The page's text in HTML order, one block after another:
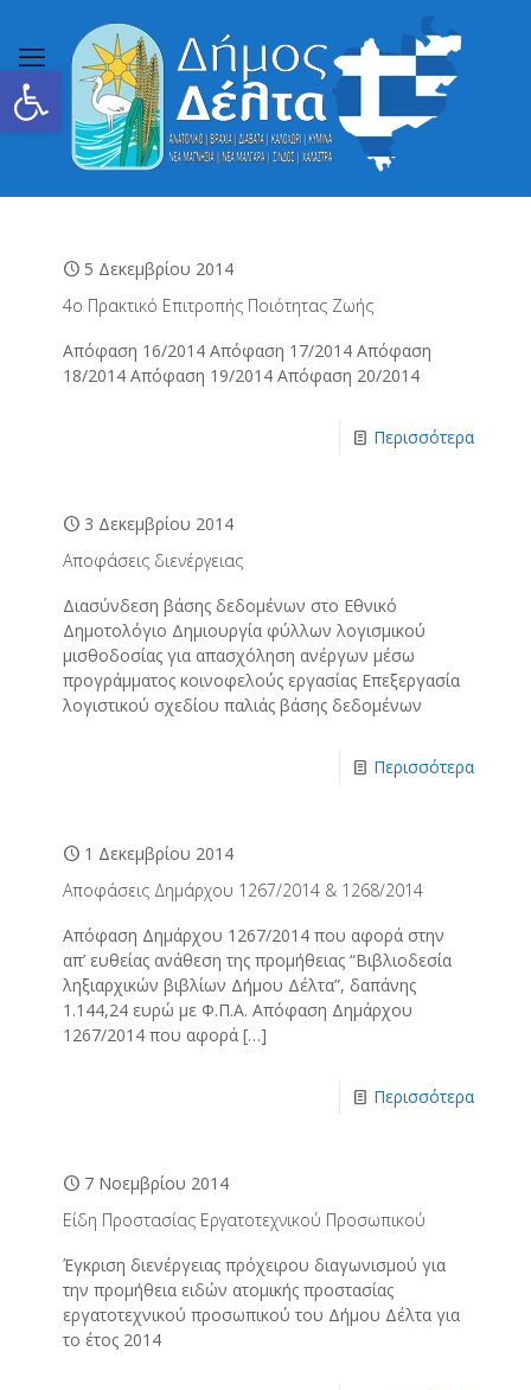
Ανοίξτε τη γραμμή εργαλείων
5 Δεκεμβρίου 2014
4ο Πρακτικό Επιτροπής Ποιότητας Ζωής
Απόφαση 16/2014 Απόφαση 17/2014 Απόφαση
18/2014 Απόφαση 19/2014 Απόφαση 20/2014
Περισσότερα
3 Δεκεμβρίου 2014
Αποφάσεις διενέργειας
Διασύνδεση βάσης δεδομένων στο Εθνικό
Δημοτολόγιο Δημιουργία φύλλων λογισμικού
μισθοδοσίας για απασχόληση ανέργων μέσω
προγράμματος κοινοφελούς εργασίας Επεξεργασία
λογιστικού σχεδίου παλιάς βάσης δεδομένων
Περισσότερα
1 Δεκεμβρίου 2014
Αποφάσεις Δημάρχου 1267/2014 & 1268/2014
Απόφαση Δημάρχου 1267/2014 που αφορά στην
απ’ ευθείας ανάθεση της προμήθειας “Βιβλιοδεσία
ληξιαρχικών βιβλίων Δήμου Δέλτα”, δαπάνης
1.144,24 ευρώ με Φ.Π.Α. Απόφαση Δημάρχου
1267/2014 που αφορά […]
Περισσότερα
7 Νοεμβρίου 2014
Είδη Προστασίας Εργατοτεχνικού Προσωπικού
Έγκριση διενέργειας πρόχειρου διαγωνισμού για
την προμήθεια ειδών ατομικής προστασίας
εργατοτεχνικού προσωπικού του Δήμου Δέλτα για
το έτος 2014